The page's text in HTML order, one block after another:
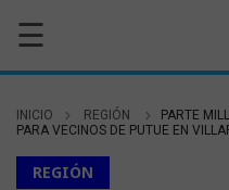
☰
INICIO REGIÓN
PARTE
PARA VECINOS DE PUTUE EN
REGIÓN